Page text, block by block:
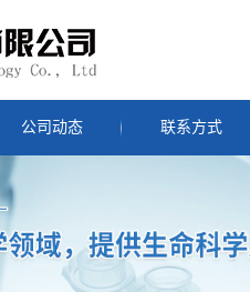
公司动态 联系方式